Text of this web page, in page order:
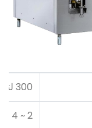
300 لتر / ساعة
2 ~ 4 ℃